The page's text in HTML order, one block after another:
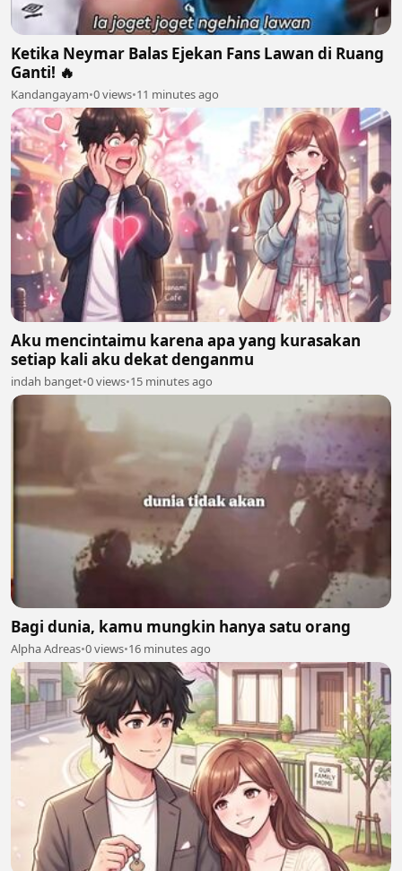
Ketika Neymar Balas Ejekan Fans Lawan di Ruang
Ganti! 🔥
Kandangayam•0 views•11 minutes ago
Aku mencintaimu karena apa yang kurasakan
setiap kali aku dekat denganmu
indah banget•0 views•15 minutes ago
Bagi dunia, kamu mungkin hanya satu orang
Alpha Adreas•0 views•16 minutes ago